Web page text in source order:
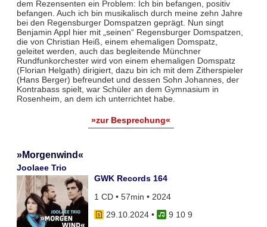
dem Rezensenten ein Problem: Ich bin befangen, positiv
befangen. Auch ich bin musikalisch durch meine zehn Jahre
bei den Regensburger Domspatzen geprägt. Nun singt
Benjamin Appl hier mit „seinen“ Regensburger Domspatzen,
die von Christian Heiß, einem ehemaligen Domspatz,
geleitet werden, auch das begleitende Münchner
Rundfunkorchester wird von einem ehemaligen Domspatz
(Florian Helgath) dirigiert, dazu bin ich mit dem Zitherspieler
(Hans Berger) befreundet und dessen Sohn Johannes, der
Kontrabass spielt, war Schüler an dem Gymnasium in
Rosenheim, an dem ich unterrichtet habe.
»zur Besprechung«
»Morgenwind«
Joolaee Trio
GWK Records 164
1 CD • 57min • 2024
29.10.2024•
9 10 9